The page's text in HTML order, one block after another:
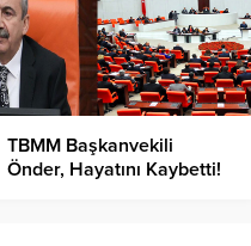
TBMM Başkanvekili
Önder, Hayatını Kaybetti!